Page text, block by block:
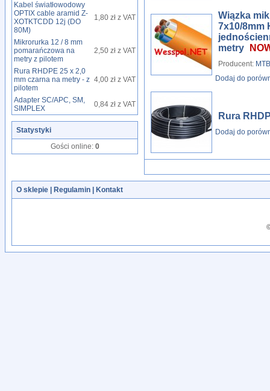
Kabel światłowodowy
OPTIX cable aramid Z-
XOTKTCDD 12j (DO
80M)
1,80 zł z VAT
Mikrorurka 12 / 8 mm
pomarańczowa na
metry z pilotem
2,50 zł z VAT
Rura RHDPE 25 x 2,0
mm czarna na metry - z
pilotem
4,00 zł z VAT
Adapter SC/APC, SM,
SIMPLEX
0,84 zł z VAT
Statystyki
Gości online: 0
Wiązka
7x10/8mm
metry
Producent:
Dodaj do
Rura
Dodaj do
O sklepie | Regulamin | Kontakt